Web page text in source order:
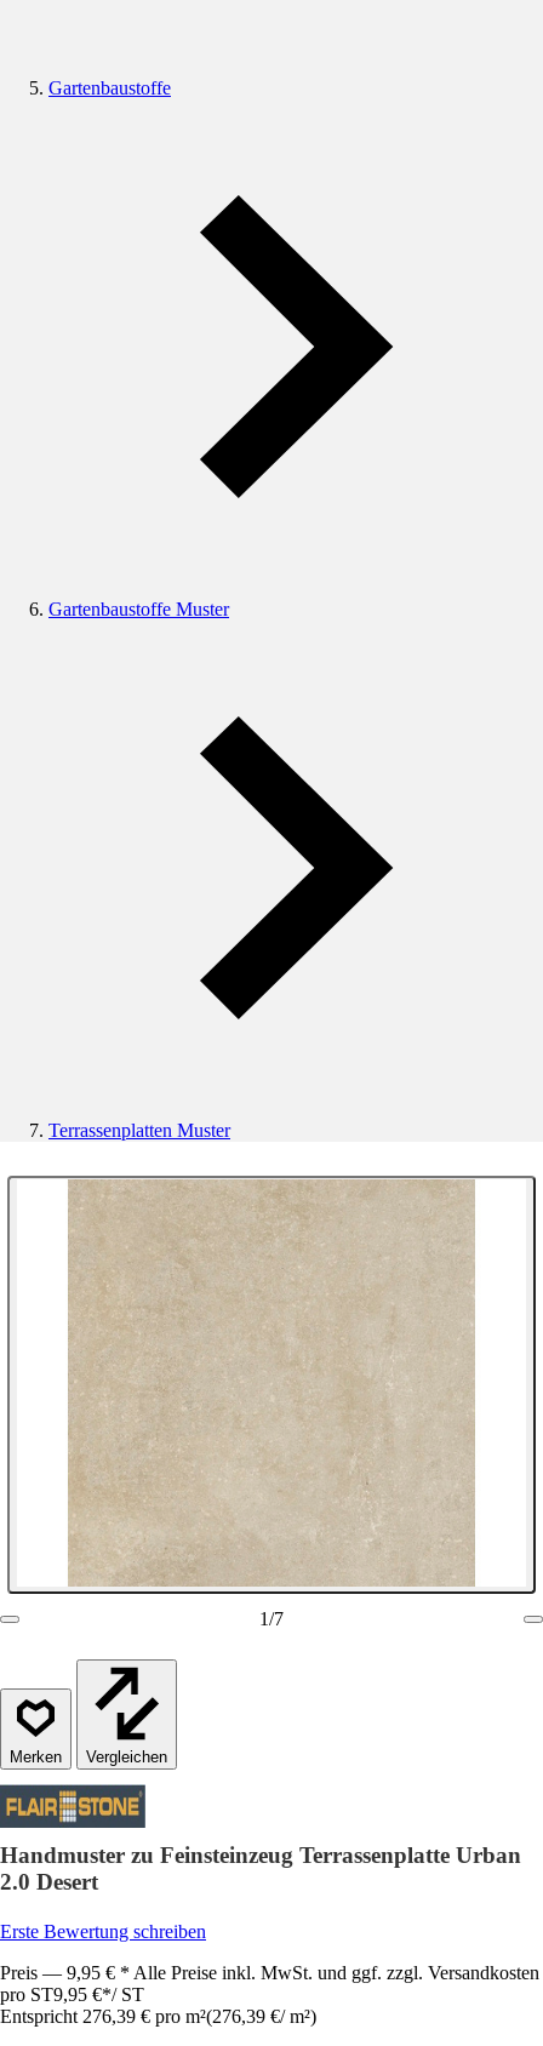
Gartenbaustoffe
Gartenbaustoffe Muster
Terrassenplatten Muster
1/7
Vergleichen
Handmuster zu Feinsteinzeug Terrassenplatte Urban
2.0 Desert
Erste Bewertung schreiben
Preis — 9,95 € * Alle Preise inkl. MwSt. und ggf. zzgl. Versandkosten
pro ST9,95 €*/ ST
Entspricht 276,39 € pro m²(276,39 €/ m²)